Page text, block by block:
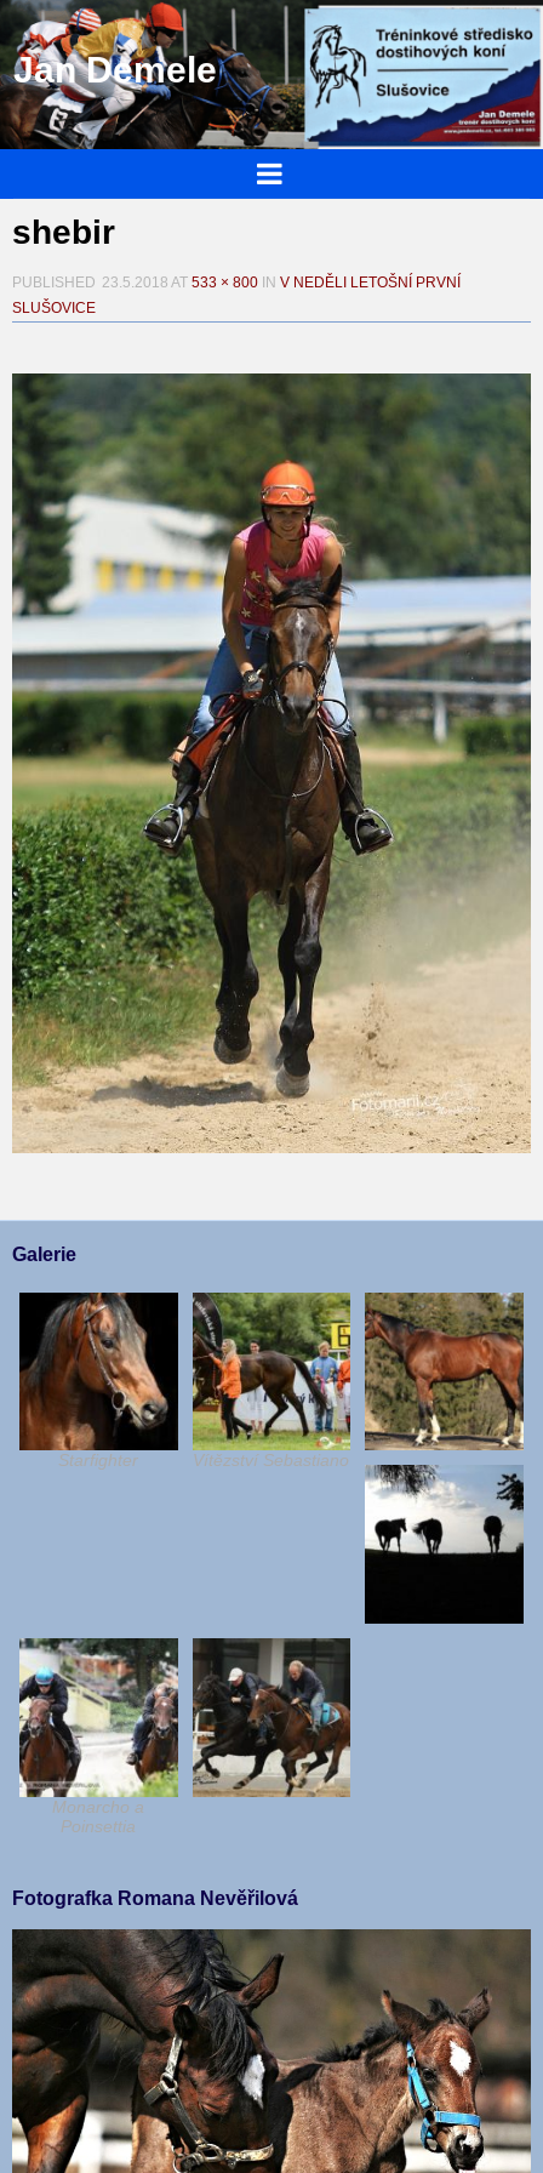
Jan Demele
shebir
PUBLISHED 23.5.2018 AT 533 × 800 IN V NEDĚLI LETOŠNÍ PRVNÍ
SLUŠOVICE
Galerie
Starfighter Vítězství Sebastiano
Monarcho a
Poinsettia
Fotografka Romana Nevěřilová